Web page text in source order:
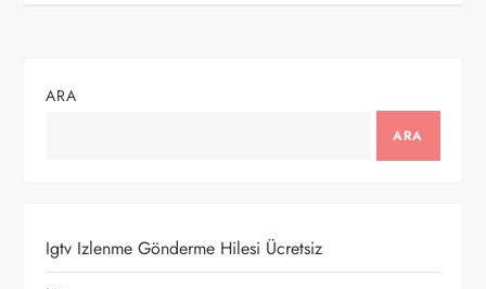
ARA
ARA
Igtv Izlenme Gönderme Hilesi Ücretsiz